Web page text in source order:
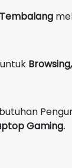
untuk
Gaming.